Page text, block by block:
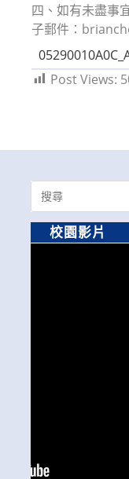
四、如有未盡事
子郵件：
Post Views:
Search
for:
校園影片